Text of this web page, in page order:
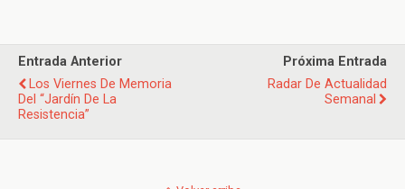
Entrada Anterior
Los Viernes De Memoria
Del “Jardín De La
Resistencia”
Próxima Entrada
Radar De Actualidad
Semanal